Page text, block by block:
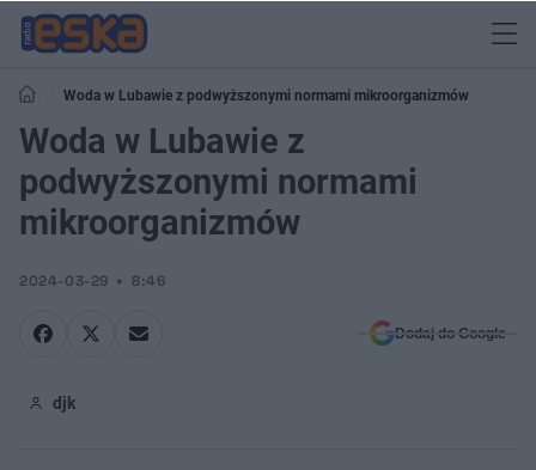
Woda w Lubawie z podwyższonymi normami mikroorganizmów
Woda w Lubawie z
podwyższonymi normami
mikroorganizmów
2024-03-29 8:46
Dodaj do Google
djk